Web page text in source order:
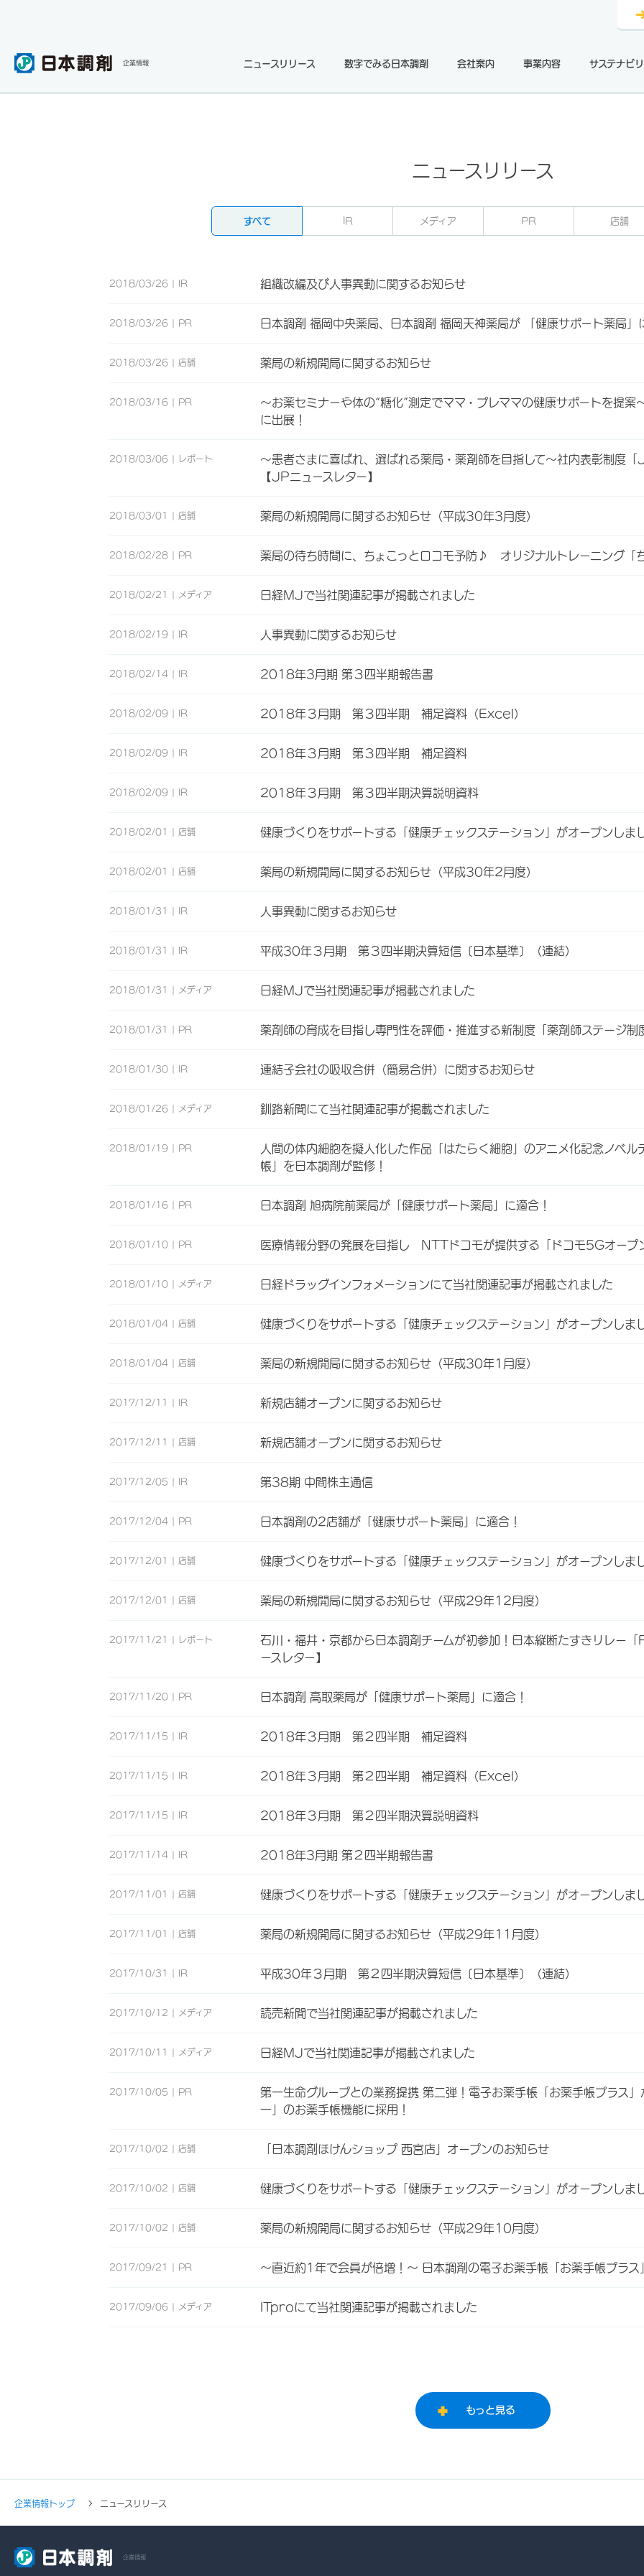
企業情報 ニュースリリース 数字でみる日本調剤 会社案内 事業内容 サステナビ
ニュースリリース
すべて IR メディア PR 店舗
2018/03/26 IR 組織改編及び人事異動に関するお知らせ
2018/03/26 PR 日本調剤 福岡中央薬局、日本調剤 福岡天神薬局が 「健康サポート薬局」
2018/03/26 店舗 薬局の新規開局に関するお知らせ
2018/03/16 PR
～お薬セミナーや体の“糖化”測定でママ・プレママの健康サポートを提
に出展！
2018/03/06 レポート
～患者さまに喜ばれ、選ばれる薬局・薬剤師を目指して～社内表彰制
【JPニュースレター】
2018/03/01 店舗 薬局の新規開局に関するお知らせ（平成30年3月度）
2018/02/28 PR 薬局の待ち時間に、ちょこっとロコモ予防♪ オリジナルトレーニング「
2018/02/21 メディア 日経MJで当社関連記事が掲載されました
2018/02/19 IR 人事異動に関するお知らせ
2018/02/14 IR 2018年3月期 第３四半期報告書
2018/02/09 IR 2018年３月期 第３四半期 補足資料（Excel）
2018/02/09 IR 2018年３月期 第３四半期 補足資料
2018/02/09 IR 2018年３月期 第３四半期決算説明資料
2018/02/01 店舗 健康づくりをサポートする「健康チェックステーション」がオープンしま
2018/02/01 店舗 薬局の新規開局に関するお知らせ（平成30年2月度）
2018/01/31 IR 人事異動に関するお知らせ
2018/01/31 IR 平成30年３月期 第３四半期決算短信〔日本基準〕（連結）
2018/01/31 メディア 日経MJで当社関連記事が掲載されました
2018/01/31 PR 薬剤師の育成を目指し専門性を評価・推進する新制度「薬剤師ステージ
2018/01/30 IR 連結子会社の吸収合併（簡易合併）に関するお知らせ
2018/01/26 メディア 釧路新聞にて当社関連記事が掲載されました
2018/01/19 PR
人間の体内細胞を擬人化した作品「はたらく細胞」のアニメ化記念ノベ
帳」を日本調剤が監修！
2018/01/16 PR 日本調剤 旭病院前薬局が「健康サポート薬局」に適合！
2018/01/10 PR 医療情報分野の発展を目指し NTTドコモが提供する「ドコモ5Gオープ
2018/01/10 メディア 日経ドラッグインフォメーションにて当社関連記事が掲載されました
2018/01/04 店舗 健康づくりをサポートする「健康チェックステーション」がオープンしま
2018/01/04 店舗 薬局の新規開局に関するお知らせ（平成30年1月度）
2017/12/11 IR 新規店舗オープンに関するお知らせ
2017/12/11 店舗 新規店舗オープンに関するお知らせ
2017/12/05 IR 第38期 中間株主通信
2017/12/04 PR 日本調剤の2店舗が「健康サポート薬局」に適合！
2017/12/01 店舗 健康づくりをサポートする「健康チェックステーション」がオープンしま
2017/12/01 店舗 薬局の新規開局に関するお知らせ（平成29年12月度）
2017/11/21 レポート
石川・福井・京都から日本調剤チームが初参加！日本縦断たすきリレ
ースレター】
2017/11/20 PR 日本調剤 高取薬局が「健康サポート薬局」に適合！
2017/11/15 IR 2018年３月期 第２四半期 補足資料
2017/11/15 IR 2018年３月期 第２四半期 補足資料（Excel）
2017/11/15 IR 2018年３月期 第２四半期決算説明資料
2017/11/14 IR 2018年3月期 第２四半期報告書
2017/11/01 店舗 健康づくりをサポートする「健康チェックステーション」がオープンしま
2017/11/01 店舗 薬局の新規開局に関するお知らせ（平成29年11月度）
2017/10/31 IR 平成30年３月期 第２四半期決算短信〔日本基準〕（連結）
2017/10/12 メディア 読売新聞で当社関連記事が掲載されました
2017/10/11 メディア 日経MJで当社関連記事が掲載されました
2017/10/05 PR
第一生命グループとの業務提携 第二弾！電子お薬手帳「お薬手帳プラス
一」のお薬手帳機能に採用！
2017/10/02 店舗 「日本調剤ほけんショップ 西宮店」オープンのお知らせ
2017/10/02 店舗 健康づくりをサポートする「健康チェックステーション」がオープンしま
2017/10/02 店舗 薬局の新規開局に関するお知らせ（平成29年10月度）
2017/09/21 PR ～直近約1年で会員が倍増！～ 日本調剤の電子お薬手帳「お薬手帳プラ
2017/09/06 メディア ITproにて当社関連記事が掲載されました
もっと見る
企業情報トップ ニュースリリース
企業情報